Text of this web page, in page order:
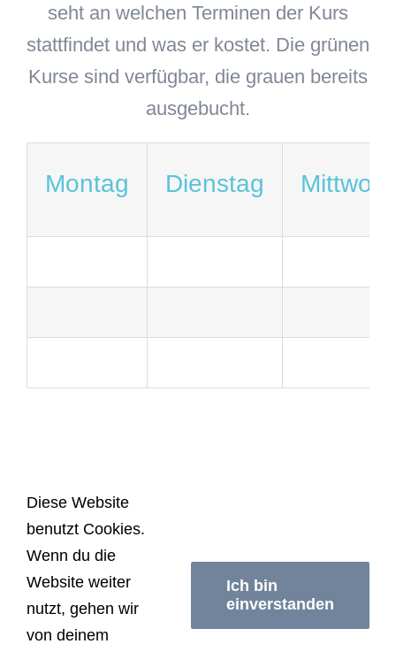
seht an welchen Terminen der Kurs
stattfindet und was er kostet. Die grünen
Kurse sind verfügbar, die grauen bereits
ausgebucht.
Montag Dienstag
© Copyright2026 | Schwimmerei Berlin | All
Rights Reserved |
Impressum/Datenschutzerklärung|
Diese Website
benutzt Cookies.
Wenn du die
Website weiter
nutzt, gehen wir
von deinem
Ich bin
einverstanden